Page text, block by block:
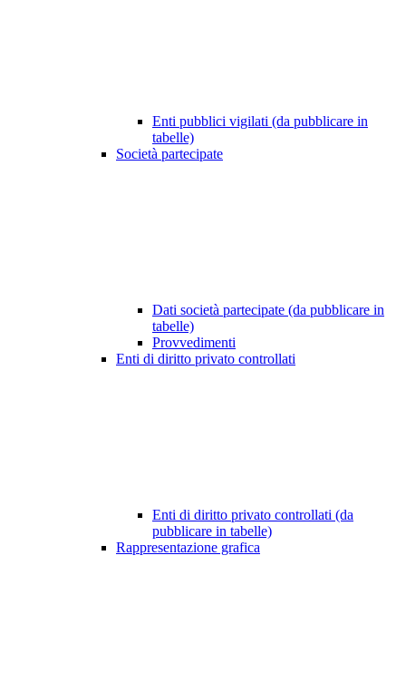
Enti pubblici vigilati (da pubblicare in
tabelle)
Società partecipate
Dati società partecipate (da pubblicare in
tabelle)
Provvedimenti
Enti di diritto privato controllati
Enti di diritto privato controllati (da
pubblicare in tabelle)
Rappresentazione grafica